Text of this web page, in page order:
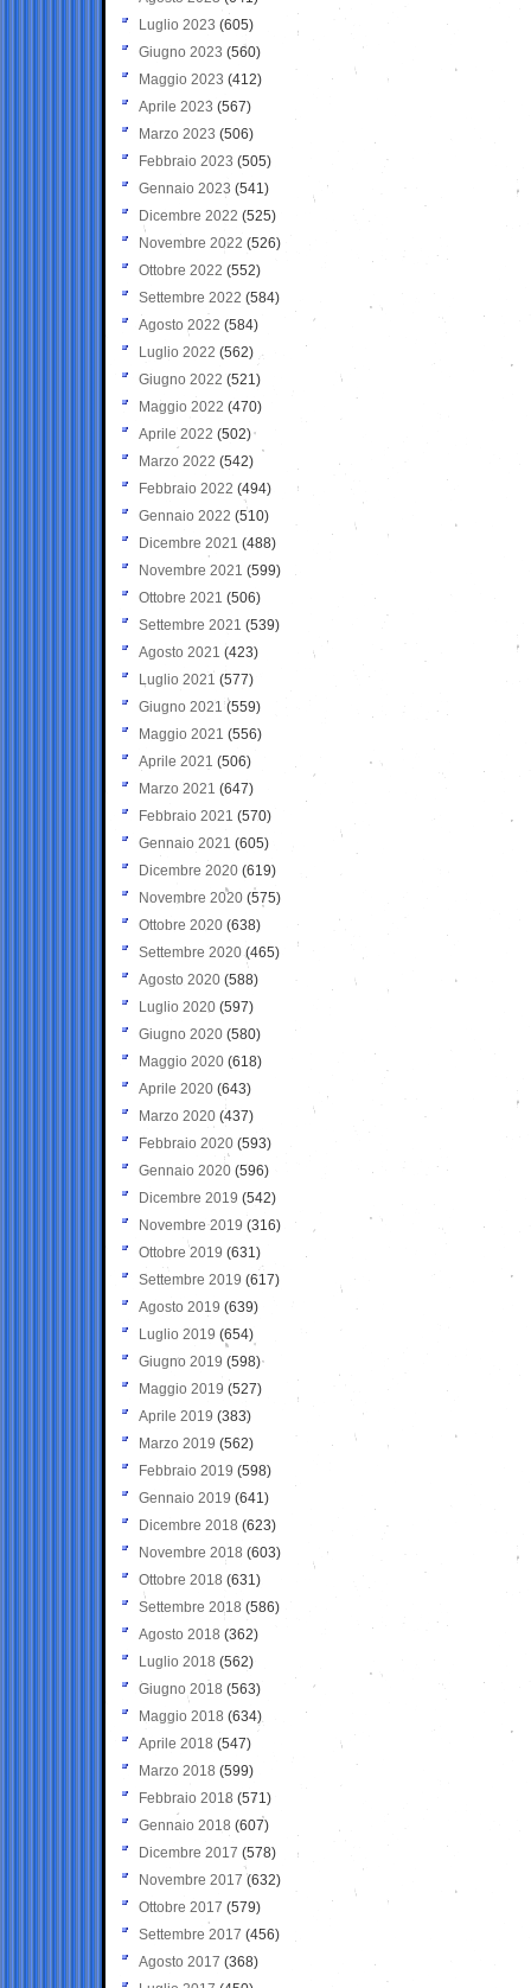
Luglio 2023 (605)
Giugno 2023 (560)
Maggio 2023 (412)
Aprile 2023 (567)
Marzo 2023 (506)
Febbraio 2023 (505)
Gennaio 2023 (541)
Dicembre 2022 (525)
Novembre 2022 (526)
Ottobre 2022 (552)
Settembre 2022 (584)
Agosto 2022 (584)
Luglio 2022 (562)
Giugno 2022 (521)
Maggio 2022 (470)
Aprile 2022 (502)
Marzo 2022 (542)
Febbraio 2022 (494)
Gennaio 2022 (510)
Dicembre 2021 (488)
Novembre 2021 (599)
Ottobre 2021 (506)
Settembre 2021 (539)
Agosto 2021 (423)
Luglio 2021 (577)
Giugno 2021(559)
Maggio 2021 (556)
Aprile 2021 (506)
Marzo 2021 (647)
Febbraio 2021 (570)
Gennaio 2021 (605)
Dicembre 2020 (619)
Novembre 2020 (575)
Ottobre 2020 (638)
Settembre 2020(465)
Agosto 2020 (588)
Luglio 2020 (597)
Giugno 2020 (580)
Maggio 2020 (618)
Aprile 2020 (643)
Marzo 2020 (437)
Febbraio 2020 (593)
Gennaio 2020 (596)
Dicembre 2019 (542)
Novembre 2019 (316)
Ottobre 2019 (631)
Settembre 2019 (617)
Agosto 2019 (639)
Luglio 2019 (654)
Giugno 2019 (598)
Maggio 2019 (527)
Aprile 2019 (383)
Marzo 2019 (562)
Febbraio 2019 (598)
Gennaio 2019 (641)
Dicembre 2018 (623)
Novembre 2018 (603)
Ottobre 2018 (631)
Settembre 2018 (586)
Agosto 2018 (362)
Luglio 2018 (562)
Giugno 2018 (563)
Maggio 2018 (634)
Aprile 2018 (547)
Marzo 2018 (599)
Febbraio 2018 (571)
Gennaio 2018 (607)
Dicembre 2017 (578)
Novembre 2017 (632)
Ottobre 2017 (579)
Settembre 2017 (456)
Agosto 2017 (368)